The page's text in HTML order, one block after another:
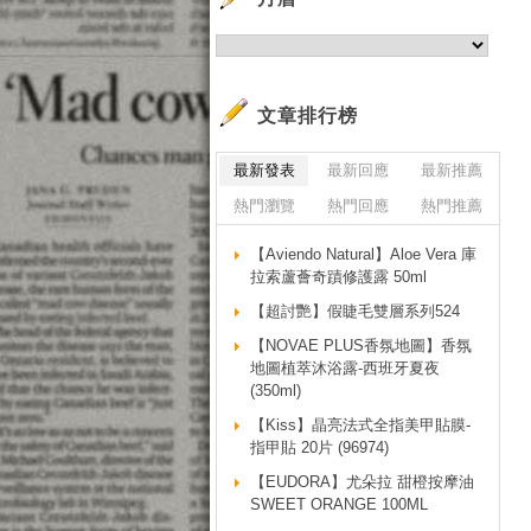
文章排行榜
最新發表 最新回應
最新推薦
熱門瀏覽
熱門回應 熱門推薦
【Aviendo Natural】Aloe Vera 庫
拉索蘆薈奇蹟修護露 50ml
【超討艷】假睫毛雙層系列524
【NOVAE PLUS香氛地圖】香氛
地圖植萃沐浴露-西班牙夏夜
(350ml)
【Kiss】晶亮法式全指美甲貼膜-
指甲貼 20片 (96974)
【EUDORA】尤朵拉 甜橙按摩油
SWEET ORANGE 100ML